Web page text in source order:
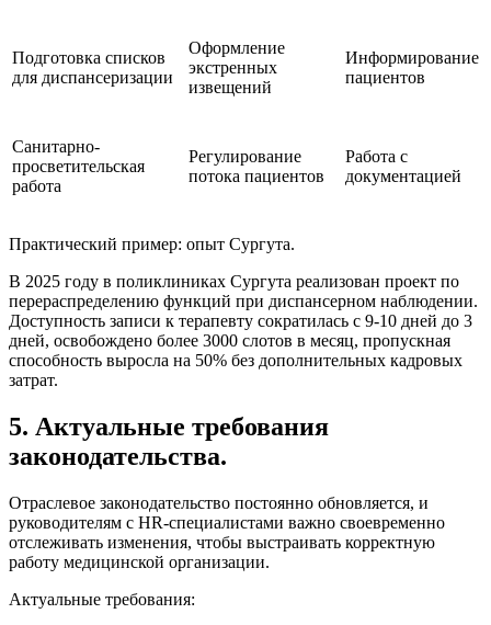
Подготовка списков
для диспансеризации
Оформление
экстренных
извещений
Информирование
пациентов
Санитарно-
просветительская
работа
Регулирование
потока пациентов
Работа с
документацией
Практический пример: опыт Сургута.
В 2025 году в поликлиниках Сургута реализован проект по
перераспределению функций при диспансерном наблюдении.
Доступность записи к терапевту сократилась с 9-10 дней до 3
дней, освобождено более 3000 слотов в месяц, пропускная
способность выросла на 50% без дополнительных кадровых
затрат.
5. Актуальные требования
законодательства.
Отраслевое законодательство постоянно обновляется, и
руководителям с HR-специалистами важно своевременно
отслеживать изменения, чтобы выстраивать корректную
работу медицинской организации.
Актуальные требования: